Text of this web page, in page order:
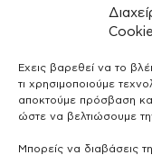
Έχεις βαρεθεί να το
τι χρησιμοποιούμε
αποκτούμε πρόσβαση
ώστε να βελτιώσουμε
Μπορείς να διαβάσεις